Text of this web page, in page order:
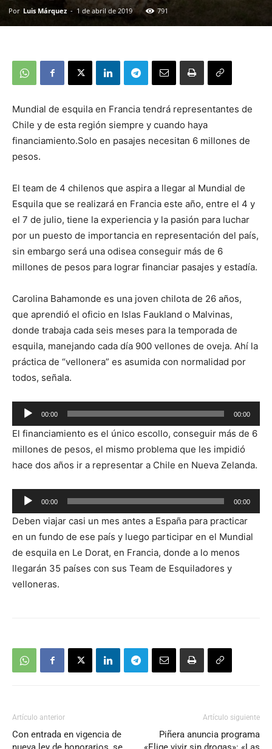
Por Luis Márquez - 1 de abril de 2019 791
Mundial de esquila en Francia tendrá representantes de
Chile y de esta región siempre y cuando haya
financiamiento.Solo en pasajes necesitan 6 millones de
pesos.
El team de 4 chilenos que aspira a llegar al Mundial de
Esquila que se realizará en Francia este año, entre el 4 y
el 7 de julio, tiene la experiencia y la pasión para luchar
por un puesto de importancia en representación del país,
sin embargo será una odisea conseguir más de 6
millones de pesos para lograr financiar pasajes y estadía.
Carolina Bahamonde es una joven chilota de 26 años,
que aprendió el oficio en Islas Faukland o Malvinas,
donde trabaja cada seis meses para la temporada de
esquila, manejando cada día 900 vellones de oveja. Ahí la
práctica de “vellonera” es asumida con normalidad por
todos, señala.
Reproductor
de
audio
00:00 00:00
El financiamiento es el único escollo, conseguir más de 6
millones de pesos, el mismo problema que les impidió
hace dos años ir a representar a Chile en Nueva Zelanda.
Reproductor
de
audio
00:00 00:00
Deben viajar casi un mes antes a España para practicar
en un fundo de ese país y luego participar en el Mundial
de esquila en Le Dorat, en Francia, donde a lo menos
llegarán 35 países con sus Team de Esquiladores y
velloneras.
Artículo anterior
Con entrada en vigencia de
Artículo siguiente
Piñera anuncia programa